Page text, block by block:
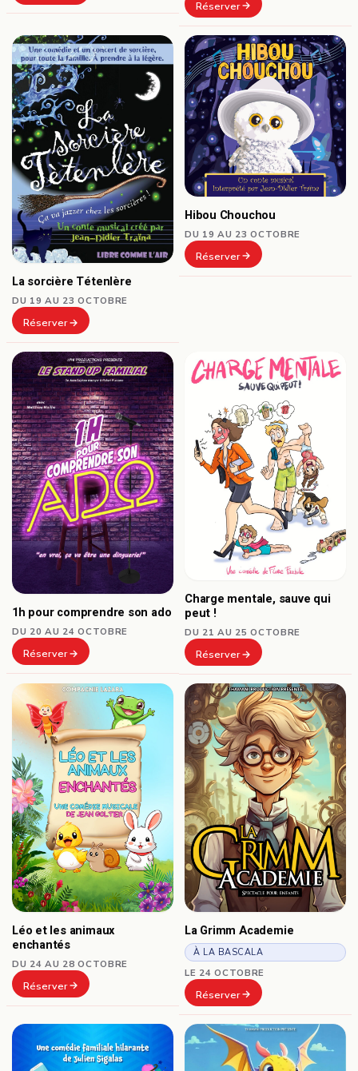
Réserver
La sorcière Tétenlère
DU 19 AU 23 OCTOBRE
Réserver
Hibou Chouchou
DU 19 AU 23 OCTOBRE
Réserver
1h pour comprendre son ado
DU 20 AU 24 OCTOBRE
Réserver
Charge mentale, sauve qui
peut !
DU 21 AU 25 OCTOBRE
Réserver
Léo et les animaux
enchantés
DU 24 AU 28 OCTOBRE
Réserver
La Grimm Academie
À LA BASCALA
LE 24 OCTOBRE
Réserver